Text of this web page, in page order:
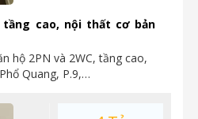
tầng cao, nội thất cơ bản
hộ 2PN và 2WC, tầng cao,
Quang, P.9,…